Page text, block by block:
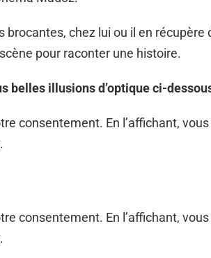
brocantes, chez lui ou il en récupère
pour raconter une histoire.
belles illusions d’optique ci-
consentement. En l’affichant,
consentement. En l’affichant,